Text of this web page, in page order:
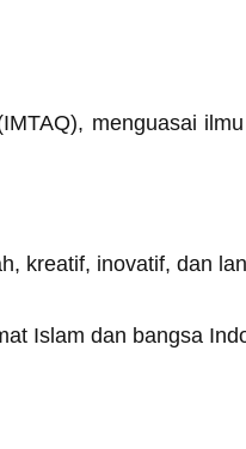
menguasai
kreatif, inovatif, dan
Islam dan bangsa